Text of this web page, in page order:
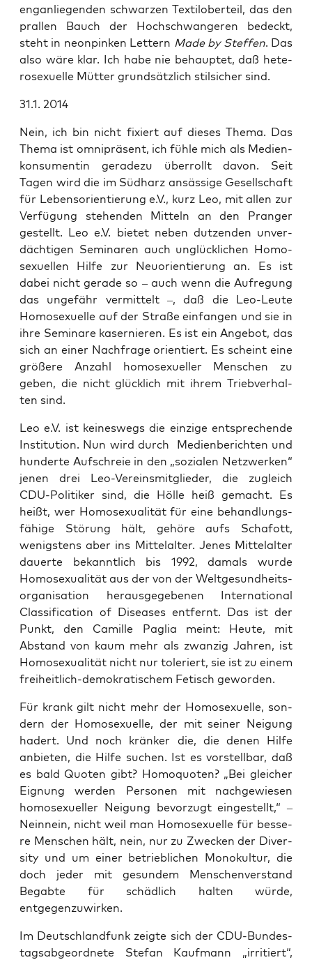
eng­an­lie­gen­den schwar­zen Tex­til­ober­teil, das den
pral­len Bauch der Hoch­schwan­ge­ren bedeckt,
steht in neon­pin­ken Let­tern Made by Stef­fen. Das
also wäre klar. Ich habe nie behaup­tet, daß hete­
ro­se­xu­el­le Müt­ter grund­sätz­lich stil­si­cher sind.
31.1. 2014
Nein, ich bin nicht fixiert auf die­ses The­ma. Das
The­ma ist omni­prä­sent, ich füh­le mich als Medi­en­
kon­su­men­tin gera­de­zu über­rollt davon. Seit
Tagen wird die im Süd­harz ansäs­si­ge Gesell­schaft
für Lebens­ori­en­tie­rung e.V., kurz Leo, mit allen zur
Ver­fü­gung ste­hen­den Mit­teln an den Pran­ger
gestellt. Leo e.V. bie­tet neben dut­zen­den unver­
däch­ti­gen Semi­na­ren auch unglück­li­chen Homo­
se­xu­el­len Hil­fe zur Neu­ori­en­tie­rung an. Es ist
dabei nicht gera­de so – auch wenn die Auf­re­gung
das unge­fähr ver­mit­telt –, daß die Leo-Leu­te
Homo­se­xu­el­le auf der Stra­ße ein­fan­gen und sie in
ihre Semi­na­re kaser­nie­ren. Es ist ein Ange­bot, das
sich an einer Nach­fra­ge ori­en­tiert. Es scheint eine
grö­ße­re Anzahl homo­se­xu­el­ler Men­schen zu
geben, die nicht glück­lich mit ihrem Trieb­ver­hal­
ten sind.
Leo e.V. ist kei­nes­wegs die ein­zi­ge ent­spre­chen­de
Insti­tu­ti­on. Nun wird durch Medi­en­be­rich­ten und
hun­der­te Auf­schreie in den „sozia­len Netz­wer­ken“
jenen drei Leo-Ver­eins­mit­glie­der, die zugleich
CDU-Poli­ti­ker sind, die Höl­le heiß gemacht. Es
heißt, wer Homo­se­xua­li­tät für eine behand­lungs­
fä­hi­ge Stö­rung hält, gehö­re aufs Scha­fott,
wenigs­tens aber ins Mit­tel­al­ter. Jenes Mit­tel­al­ter
dau­er­te bekannt­lich bis 1992, damals wur­de
Homo­se­xua­li­tät aus der von der Welt­ge­sund­heits­
or­ga­ni­sa­ti­on her­aus­ge­ge­be­nen Inter­na­tio­nal
Clas­si­fi­ca­ti­on of Dise­a­ses ent­fernt. Das ist der
Punkt, den Camil­le Paglia meint: Heu­te, mit
Abstand von kaum mehr als zwan­zig Jah­ren, ist
Homo­se­xua­li­tät nicht nur tole­riert, sie ist zu einem
frei­heit­lich-demo­kra­ti­schem Fetisch geworden.
Für krank gilt nicht mehr der Homo­se­xu­el­le, son­
dern der Homo­se­xu­el­le, der mit sei­ner Nei­gung
hadert. Und noch krän­ker die, die denen Hil­fe
anbie­ten, die Hil­fe suchen. Ist es vor­stell­bar, daß
es bald Quo­ten gibt? Homo­quo­ten? „Bei glei­cher
Eig­nung wer­den Per­so­nen mit nach­ge­wie­sen
homo­se­xu­el­ler Nei­gung bevor­zugt ein­ge­stellt,“ –
Nein­nein, nicht weil man Homo­se­xu­el­le für bes­se­
re Men­schen hält, nein, nur zu Zwe­cken der Diver­
si­ty und um einer betrieb­li­chen Mono­kul­tur, die
doch jeder mit gesun­dem Men­schen­ver­stand
Begab­te für schäd­lich hal­ten wür­de,
entgegenzuwirken.
Im Deutsch­land­funk zeig­te sich der CDU-Bun­des­
tags­ab­ge­ord­ne­te Ste­fan Kauf­mann „irri­tiert“,